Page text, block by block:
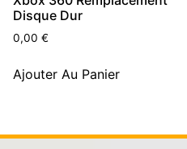
Disque Dur
0,00 €
Ajouter Au Panier